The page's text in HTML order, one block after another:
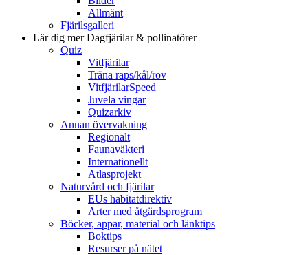
Allmänt
Fjärilsgalleri
Lär dig merDagfjärilar & pollinatörer
Quiz
Vitfjärilar
Träna raps/kål/rov
VitfjärilarSpeed
Juvela vingar
Quizarkiv
Annan övervakning
Regionalt
Faunaväkteri
Internationellt
Atlasprojekt
Naturvård och fjärilar
EUs habitatdirektiv
Arter med åtgärdsprogram
Böcker, appar, material och länktips
Boktips
Resurser på nätet